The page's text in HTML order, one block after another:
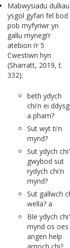
Mabwysiadu dulliau
ysgol gyfan fel bod
pob myfyriwr yn
gallu mynegi’r
atebion i’r 5
Cwestiwn hyn
(Sharratt, 2019, t.
332):
beth ydych
chi'n ei
a pham?
Sut wyt ti'n
mynd?
Sut ydych
gwybod sut
rydych chi'n
mynd?
Sut gallwch
wella? a
Ble ydych
mynd os oes
angen help